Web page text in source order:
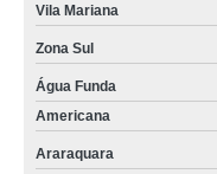
centro de usinagem universal
centros de usinagem high
onde encontro centro de
Vila Mariana
Zona Sul
Água Funda
Americana
Araraquara